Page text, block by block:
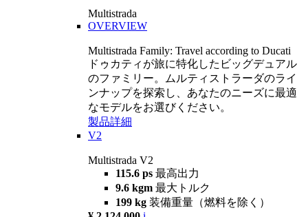
Multistrada
OVERVIEW
Multistrada Family: Travel according to Ducati
ドゥカティが旅に特化したビッグデュアル
のファミリー。ムルティストラーダのライ
ンナップを探索し、あなたのニーズに最適
なモデルをお選びください。
製品詳細
V2
Multistrada V2
115.6 ps 最高出力
9.6 kgm 最大トルク
199 kg 装備重量（燃料を除く）